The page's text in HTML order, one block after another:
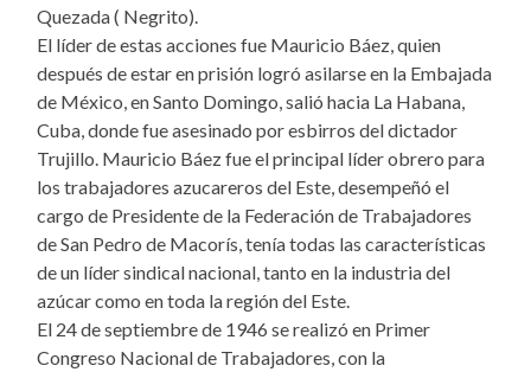
Quezada ( Negrito).
El líder de estas acciones fue Mauricio Báez, quien
después de estar en prisión logró asilarse en la Embajada
de México, en Santo Domingo, salió hacia La Habana,
Cuba, donde fue asesinado por esbirros del dictador
Trujillo. Mauricio Báez fue el principal líder obrero para
los trabajadores azucareros del Este, desempeñó el
cargo de Presidente de la Federación de Trabajadores
de San Pedro de Macorís, tenía todas las características
de un líder sindical nacional, tanto en la industria del
azúcar como en toda la región del Este.
El 24 de septiembre de 1946 se realizó en Primer
Congreso Nacional de Trabajadores, con la